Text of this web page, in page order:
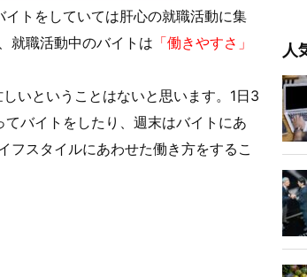
トをしていては肝心の就職活動に集
就職活動中のバイトは 「働きやすさ」
いということはないと思います。1日3
バイトをしたり、週末はバイトにあ
フスタイルにあわせた働き方をするこ
人